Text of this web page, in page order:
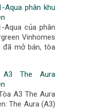
Aqua phân khu
Aqua của phân
Vinhomes
đã mở bán, tòa
The Aura
A3 The Aura
The Aura (A3)